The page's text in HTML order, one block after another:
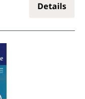
Details